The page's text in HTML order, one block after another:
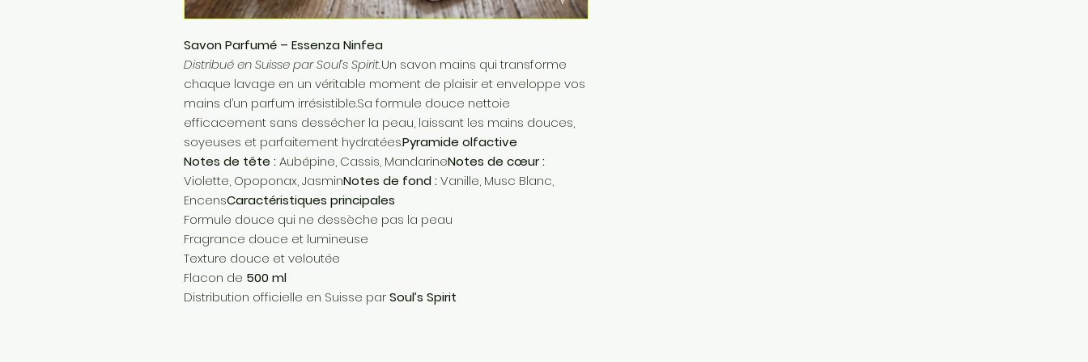
Savon Parfumé – Essenza Ninfea
Distribué en Suisse par Soul’s Spirit.Un savon mains qui transforme
chaque lavage en un véritable moment de plaisir et enveloppe vos
mains d’un parfum irrésistible.Sa formule douce nettoie
efficacement sans dessécher la peau, laissant les mains douces,
soyeuses et parfaitement hydratées.Pyramide olfactive
Notes de tête :Aubépine, Cassis, MandarineNotes de cœur :
Violette, Opoponax, JasminNotes de fond :Vanille, Musc Blanc,
EncensCaractéristiques principales
Formule douce qui ne dessèche pas la peau
Fragrance douce et lumineuse
Texture douce et veloutée
Flacon de 500 ml
Distribution officielle en Suisse parSoul’s Spirit